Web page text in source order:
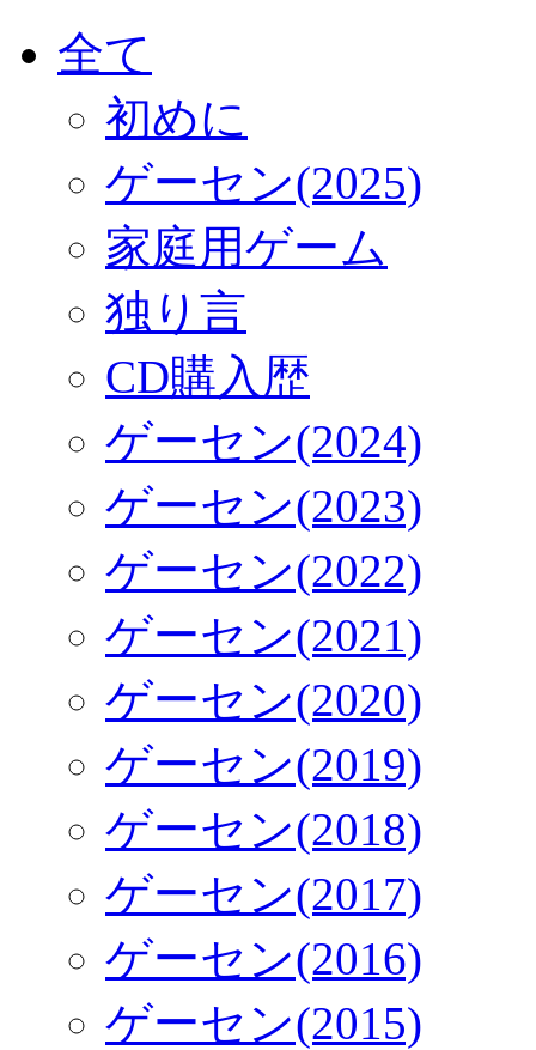
全て
初めに
ゲーセン(2025)
家庭用ゲーム
独り言
CD購入歴
ゲーセン(2024)
ゲーセン(2023)
ゲーセン(2022)
ゲーセン(2021)
ゲーセン(2020)
ゲーセン(2019)
ゲーセン(2018)
ゲーセン(2017)
ゲーセン(2016)
ゲーセン(2015)